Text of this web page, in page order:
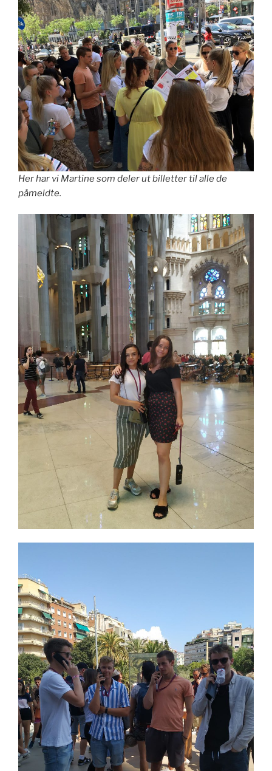
Her har vi Martine som deler ut billetter til alle de
påmeldte.